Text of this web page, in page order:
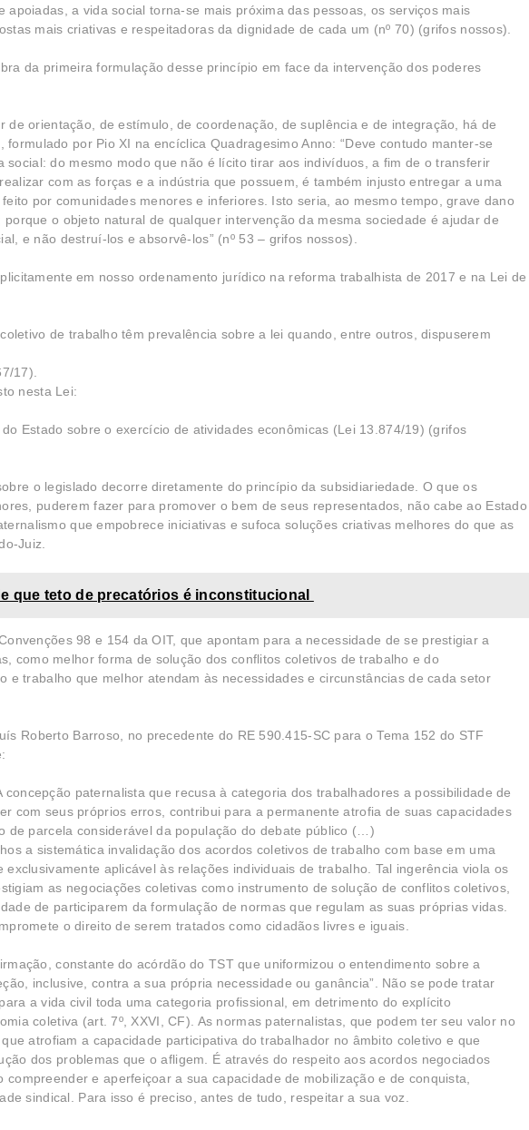
apoiadas, a vida social torna-se mais próxima das pessoas, os serviços mais
mais criativas e respeitadoras da dignidade de cada um (nº 70) (grifos nossos).
da primeira formulação desse princípio em face da intervenção dos poderes
de orientação, de estímulo, de coordenação, de suplência e de integração, há de
formulado por Pio XI na encíclica Quadragesimo Anno: “Deve contudo manter-se
do mesmo modo que não é lícito tirar aos indivíduos, a fim de o transferir
com as forças e a indústria que possuem, é também injusto entregar a uma
por comunidades menores e inferiores. Isto seria, ao mesmo tempo, grave dano
o objeto natural de qualquer intervenção da mesma sociedade é ajudar de
e não destruí-los e absorvê-los” (nº 53 – grifos nossos).
em nosso ordenamento jurídico na reforma trabalhista de 2017 e na Lei de
de trabalho têm prevalência sobre a lei quando, entre outros, dispuserem
17).
nesta Lei:
Estado sobre o exercício de atividades econômicas (Lei 13.874/19) (grifos
o legislado decorre diretamente do princípio da subsidiariedade. O que os
puderem fazer para promover o bem de seus representados, não cabe ao Estado
que empobrece iniciativas e sufoca soluções criativas melhores do que as
Juiz.
que teto de precatórios é inconstitucional
98 e 154 da OIT, que apontam para a necessidade de se prestigiar a
como melhor forma de solução dos conflitos coletivos de trabalho e do
e trabalho que melhor atendam às necessidades e circunstâncias de cada setor
Roberto Barroso, no precedente do RE 590.415-SC para o Tema 152 do STF
paternalista que recusa à categoria dos trabalhadores a possibilidade de
com seus próprios erros, contribui para a permanente atrofia de suas capacidades
de parcela considerável da população do debate público (…)
a sistemática invalidação dos acordos coletivos de trabalho com base em uma
aplicável às relações individuais de trabalho. Tal ingerência viola os
as negociações coletivas como instrumento de solução de conflitos coletivos,
de participarem da formulação de normas que regulam as suas próprias vidas.
o direito de serem tratados como cidadãos livres e iguais.
constante do acórdão do TST que uniformizou o entendimento sobre a
inclusive, contra a sua própria necessidade ou ganância”. Não se pode tratar
a vida civil toda uma categoria profissional, em detrimento do explícito
coletiva (art. 7º, XXVI, CF). As normas paternalistas, que podem ter seu valor no
atrofiam a capacidade participativa do trabalhador no âmbito coletivo e que
dos problemas que o afligem. É através do respeito aos acordos negociados
e aperfeiçoar a sua capacidade de mobilização e de conquista,
sindical. Para isso é preciso, antes de tudo, respeitar a sua voz.